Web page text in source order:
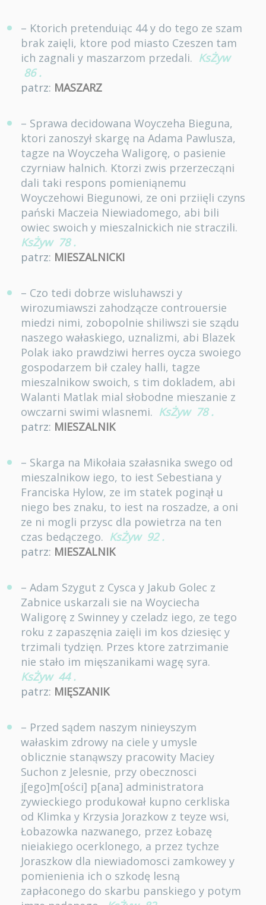
– Ktorich pretenduiąc 44 y do tego ze szam
brak zaięli, ktore pod miasto Czeszen tam
ich zagnali y maszarzom przedali. KsŻyw
86 .
patrz: MASZARZ
– Sprawa decidowana Woyczeha Bieguna,
ktori zanoszył skargę na Adama Pawlusza,
tagze na Woyczeha Waligorę, o pasienie
czyrniaw halnich. Ktorzi zwis przerzecząni
dali taki respons pomieniąnemu
Woyczehowi Biegunowi, ze oni prziięli czyns
pański Maczeia Niewiadomego, abi bili
owiec swoich y mieszalnickich nie straczili.
KsŻyw 78 .
patrz: MIESZALNICKI
– Czo tedi dobrze wisluhawszi y
wirozumiawszi zahodzącze controuersie
miedzi nimi, zobopolnie shiliwszi sie sządu
naszego wałaskiego, uznalizmi, abi Blazek
Polak iako prawdziwi herres oycza swoiego
gospodarzem bił czaley halli, tagze
mieszalnikow swoich, s tim dokladem, abi
Walanti Matlak mial słobodne mieszanie z
owczarni swimi wlasnemi. KsŻyw 78 .
patrz: MIESZALNIK
– Skarga na Mikołaia szałasnika swego od
mieszalnikow iego, to iest Sebestiana y
Franciska Hylow, ze im statek poginął u
niego bes znaku, to iest na roszadze, a oni
ze ni mogli przysc dla powietrza na ten
czas bedączego. KsŻyw 92 .
patrz: MIESZALNIK
– Adam Szygut z Cysca y Jakub Golec z
Zabnice uskarzali sie na Woyciecha
Waligorę z Swinney y czeladz iego, ze tego
roku z zapaszęnia zaięli im kos dziesięc y
trzimali tydzięn. Przes ktore zatrzimanie
nie stało im mięszanikami wagę syra.
KsŻyw 44 .
patrz: MIĘSZANIK
– Przed sądem naszym ninieyszym
wałaskim zdrowy na ciele y umysle
oblicznie stanąwszy pracowity Maciey
Suchon z Jelesnie, przy obecznosci
j[ego]m[ości] p[ana] administratora
zywieckiego produkował kupno cerkliska
od Klimka y Krzysia Jorazkow z teyze wsi,
Łobazowka nazwanego, przez Łobazę
nieiakiego ocerklonego, a przez tychze
Joraszkow dla niewiadomosci zamkowey y
pomienienia ich o szkodę lesną
zapłaconego do skarbu panskiego y potym